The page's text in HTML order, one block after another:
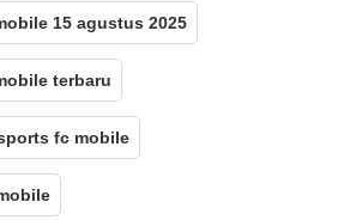
15 agustus 2025
terbaru
fc mobile